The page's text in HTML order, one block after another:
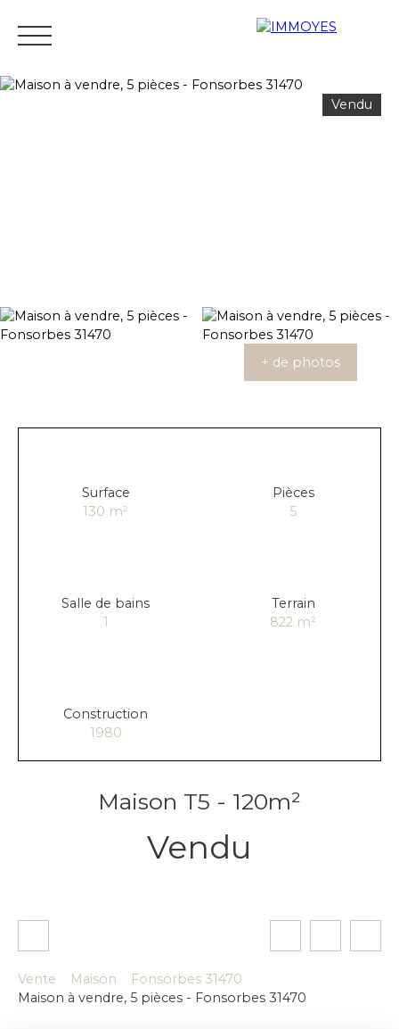
Vendu
+ de photos
Surface
130 m²
Pièces
5
Salle de bains
1
Terrain
822 m²
Construction
1980
Maison T5 - 120m²
Vendu
Vente Maison
Fonsorbes 31470
Maison à vendre, 5 pièces - Fonsorbes 31470